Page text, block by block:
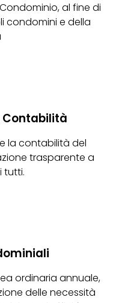
al fine di
condomini e della
la contabilità del
trasparente a
tutti.
ordinaria annuale,
delle necessità